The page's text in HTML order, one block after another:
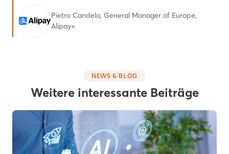
Pietro Candela, General Manager of Europe,
Alipay+
NEWS & BLOG
Weitere interessante Beiträge